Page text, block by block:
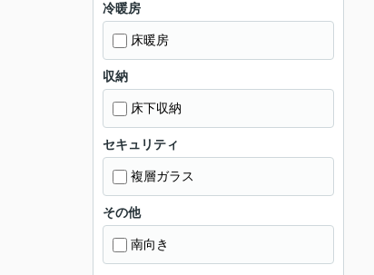
冷暖房
床暖房
収納
床下収納
セキュリティ
複層ガラス
その他
南向き